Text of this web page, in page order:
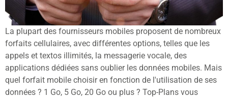
La plupart des fournisseurs mobiles proposent de nombreux
forfaits cellulaires, avec différentes options, telles que les
appels et textos illimités, la messagerie vocale, des
applications dédiées sans oublier les données mobiles. Mais
quel forfait mobile choisir en fonction de l'utilisation de ses
données ? 1 Go, 5 Go, 20 Go ou plus ? Top-Plans vous